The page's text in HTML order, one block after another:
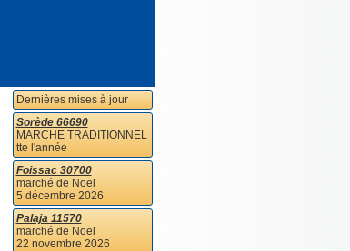
Dernières mises à jour
Sorède 66690
MARCHE TRADITIONNEL
tte l'année
Foissac 30700
marché de Noël
5 décembre 2026
Palaja 11570
marché de Noël
22 novembre 2026